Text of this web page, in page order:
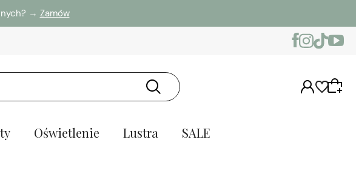
→ Zamów
Oświetlenie Lustra SALE